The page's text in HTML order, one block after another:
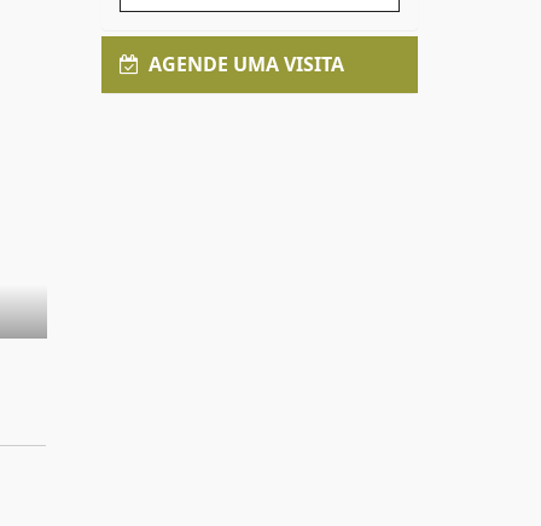
AGENDE UMA VISITA